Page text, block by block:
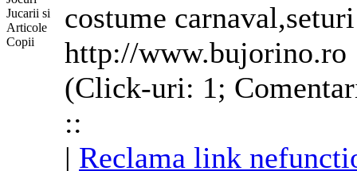
costume
http://www.bujorino.ro
(Click-uri: 1;
::
| Reclama link